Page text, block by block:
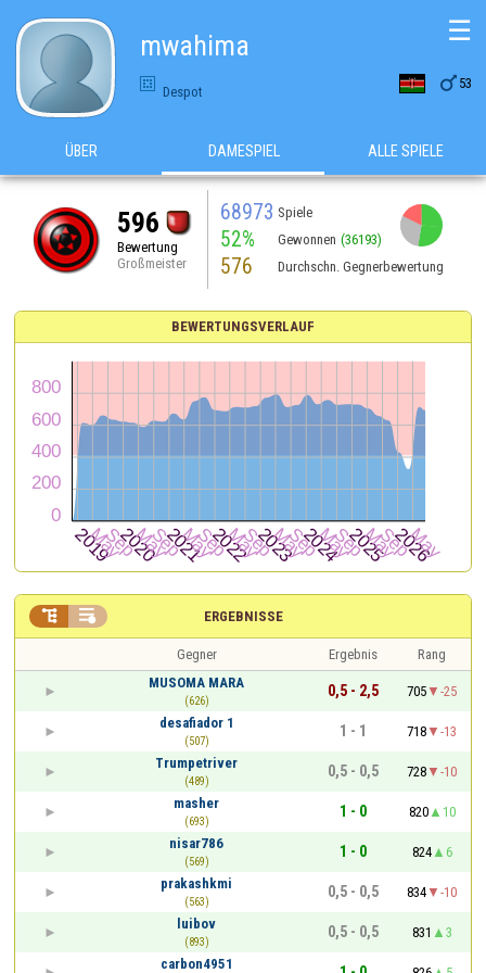
mwahima
Despot  53
☰
ÜBER DAMESPIEL ALLE SPIELE
596
Bewertung
Großmeister
68973 Spiele
52% Gewonnen (36193)
576 Durchschn. Gegnerbewertung
BEWERTUNGSVERLAUF
ERGEBNISSE
 
Gegner Ergebnis
Rang
MUSOMA MARA
(626)
0,5 - 2,5 705
-25
desafiador 1
(507)
1 - 1 718
-13
Trumpetriver
(489)
0,5 - 0,5 728
-10
masher
(693)
1 - 0 820
10
nisar786
(569)
1 - 0 824
6
prakashkmi
(563)
0,5 - 0,5 834
-10
luibov
(893)
0,5 - 0,5 831
3
carbon4951